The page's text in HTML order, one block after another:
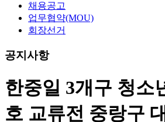
채용공고
업무협약(MOU)
회장선거
공지사항
한중일 3개구 청소
호 교류전 중랑구